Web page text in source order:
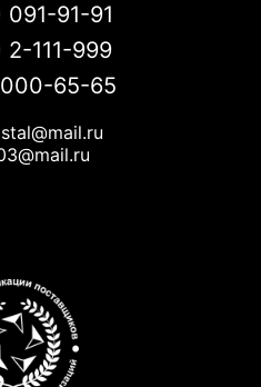
91-91
2-111-999
65-65